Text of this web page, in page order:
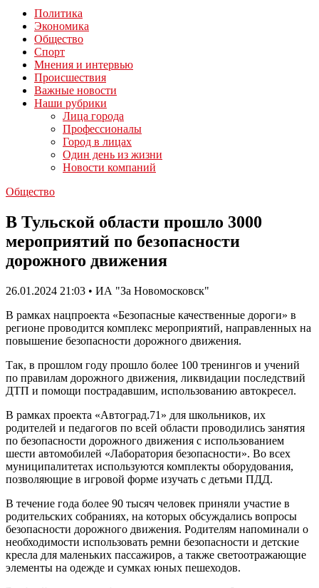
Политика
Экономика
Общество
Спорт
Мнения и интервью
Происшествия
Важные новости
Наши рубрики
Лица города
Профессионалы
Город в лицах
Один день из жизни
Новости компаний
Общество
В Тульской области прошло 3000
мероприятий по безопасности
дорожного движения
26.01.2024 21:03 • ИА "За Новомосковск"
В рамках нацпроекта «Безопасные качественные дороги» в
регионе проводится комплекс мероприятий, направленных на
повышение безопасности дорожного движения.
Так, в прошлом году прошло более 100 тренингов и учений
по правилам дорожного движения, ликвидации последствий
ДТП и помощи пострадавшим, использованию автокресел.
В рамках проекта «Автоград.71» для школьников, их
родителей и педагогов по всей области проводились занятия
по безопасности дорожного движения с использованием
шести автомобилей «Лаборатория безопасности». Во всех
муниципалитетах используются комплекты оборудования,
позволяющие в игровой форме изучать с детьми ПДД.
В течение года более 90 тысяч человек приняли участие в
родительских собраниях, на которых обсуждались вопросы
безопасности дорожного движения. Родителям напоминали о
необходимости использовать ремни безопасности и детские
кресла для маленьких пассажиров, а также светоотражающие
элементы на одежде и сумках юных пешеходов.